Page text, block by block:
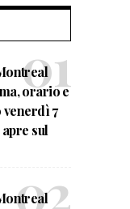
orario e
7
sul